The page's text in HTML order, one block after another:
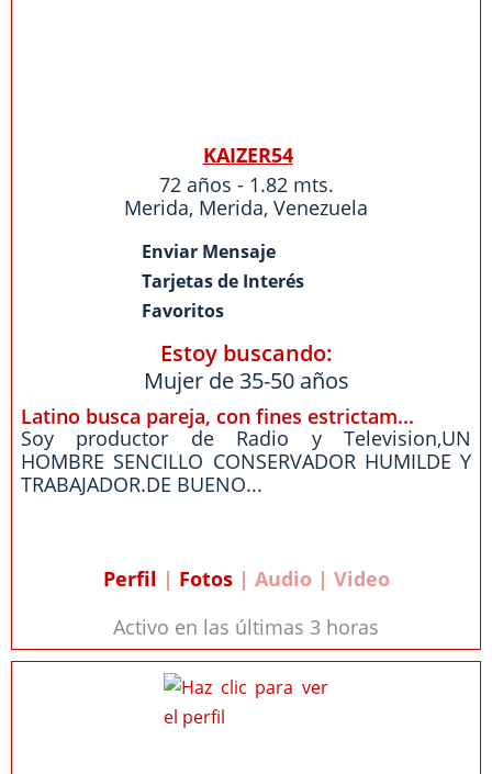
KAIZER54
72 años - 1.82 mts.
Merida, Merida, Venezuela
Enviar Mensaje
Tarjetas de Interés
Favoritos
Estoy buscando:
Mujer de 35-50 años
Latino busca pareja, con fines estrictam...
Soy productor de Radio y Television,UN
HOMBRE SENCILLO CONSERVADOR HUMILDE Y
TRABAJADOR.DE BUENO...
Perfil | Fotos| Audio | Video
Activo en las últimas 3 horas